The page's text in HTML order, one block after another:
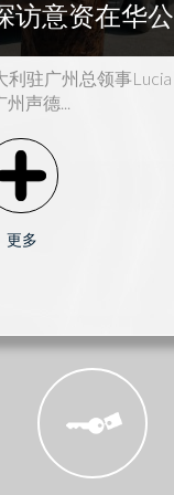
访意资在华公
尼音乐之旅
利驻广州总领事Lucia
州声德...
更多